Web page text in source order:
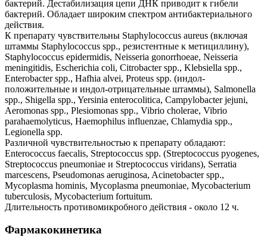
бактерий. Дестабилизация цепи ДНК приводит к гибели
бактерий. Обладает широким спектром антибактериального
действия.
К препарату чувствительны Staphylococcus aureus (включая
штаммы Staphylococcus spp., резистентные к метициллину),
Staphylococcus epidermidis, Neisseria gonorrhoeae, Neisseria
meningitidis, Escherichia coli, Citrobacter spp., Klebsiella spp.,
Enterobacter spp., Hafhia alvei, Proteus spp. (индол-
положительные и индол-отрицательные штаммы), Salmonella
spp., Shigella spp., Yersinia enterocolitica, Campylobacter jejuni,
Aeromonas spp., Plesiomonas spp., Vibrio cholerae, Vibrio
parahaemolyticus, Haemophilus influenzae, Chlamydia spp.,
Legionella spp.
Различной чувствительностью к препарату обладают:
Enterococcus faecalis, Streptococcus spp. (Streptococcus pyogenes,
Streptococcus pneumoniae и Streptococcus viridans), Serratia
marcescens, Pseudomonas aeruginosa, Acinetobacter spp.,
Mycoplasma hominis, Mycoplasma pneumoniae, Mycobacterium
tuberculosis, Mycobacterium fortuitum.
Длительность противомикробного действия - около 12 ч.
Фармакокинетика